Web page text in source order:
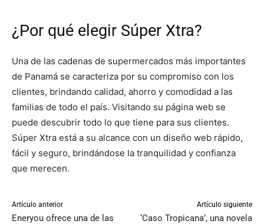
¿Por qué elegir Súper Xtra?
Una de las cadenas de supermercados más importantes
de Panamá se caracteriza por su compromiso con los
clientes, brindando calidad, ahorro y comodidad a las
familias de todo el país. Visitando su página web se
puede descubrir todo lo que tiene para sus clientes.
Súper Xtra está a su alcance con un diseño web rápido,
fácil y seguro, brindándose la tranquilidad y confianza
que merecen.
Artículo anterior
Eneryou ofrece una de las
Artículo siguiente
‘Caso Tropicana’, una novela